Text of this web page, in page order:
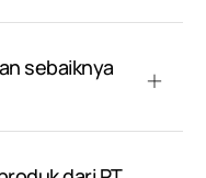
sebaiknya